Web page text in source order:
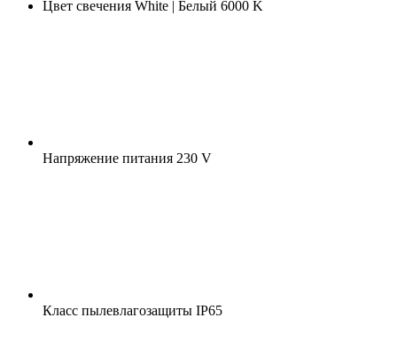
Цвет свечения White | Белый 6000 K
Напряжение питания 230 V
Класс пылевлагозащиты IP65